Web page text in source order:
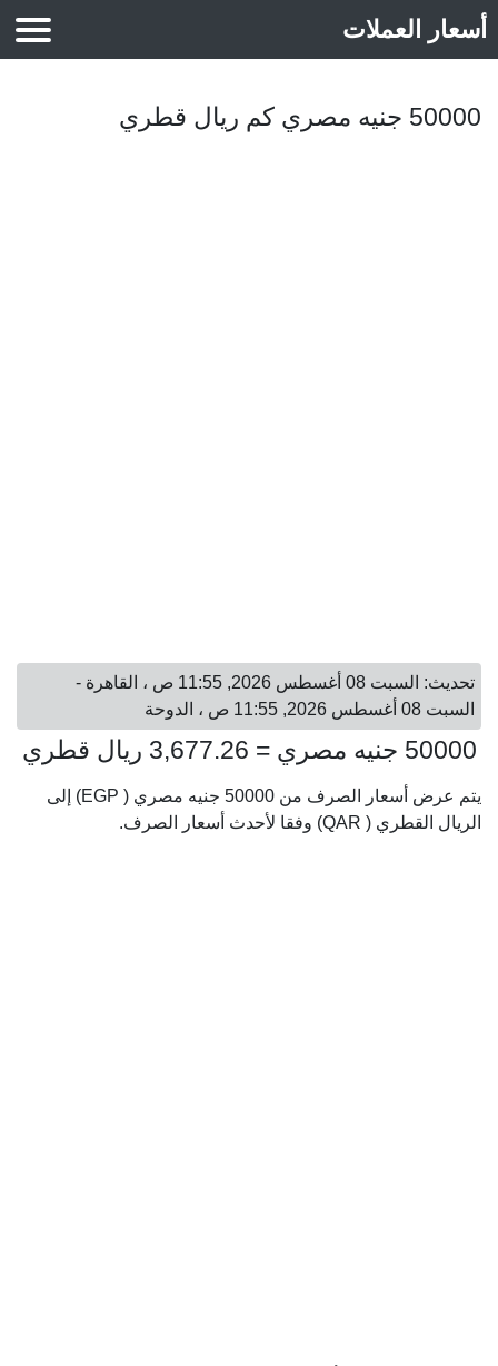
أسعار العملات
50000 جنيه مصري كم ريال قطري
تحديث: السبت 08 أغسطس 2026, 11:55 ص ، القاهرة -
السبت 08 أغسطس 2026, 11:55 ص ، الدوحة
50000 جنيه مصري = 3,677.26 ريال قطري
يتم عرض أسعار الصرف من 50000 جنيه مصري ( EGP) إلى
الريال القطري ( QAR) وفقا لأحدث أسعار الصرف.